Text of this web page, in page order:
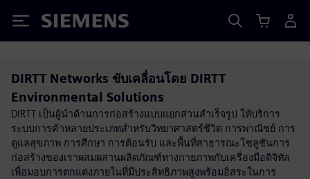
Siemens
DIRTT Networks ขับเคลื่อนโดย DIRTT
Environmental Solutions
DIRTT เป็นผู้นำด้านการก่อสร้างแบบแยกส่วนสำเร็จรูป ให้บริการ
ระบบการค้าหลายประเภทสำหรับวิทยาศาสตร์ชีวิต การพาณิชย์ การ
ดูแลสุขภาพ การศึกษา การต้อนรับ และพื้นที่สาธารณะโซลูชันการ
ก่อสร้างของเราผสมผสานผลิตภัณฑ์ทางกายภาพกับเครื่องมือดิจิทัล
เพื่อมอบการตกแต่งภายในที่มีประสิทธิภาพสูงพร้อมอิสระในการ